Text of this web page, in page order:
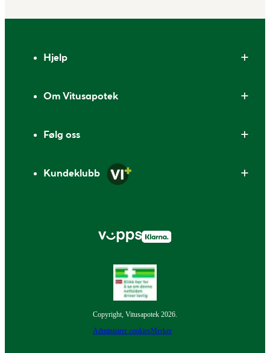
Hjelp
Om Vitusapotek
Følg oss
Kundeklubb
Copyright, Vitusapotek 2026.
Administrer cookiesMerker